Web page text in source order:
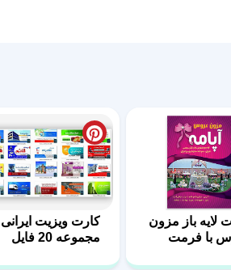
لایه باز مزون
با فرمت
کارت ویزیت ایرانی |
مجموعه 20 فایل